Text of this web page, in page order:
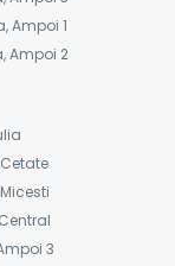
Ampoi 1
Ampoi 2
3